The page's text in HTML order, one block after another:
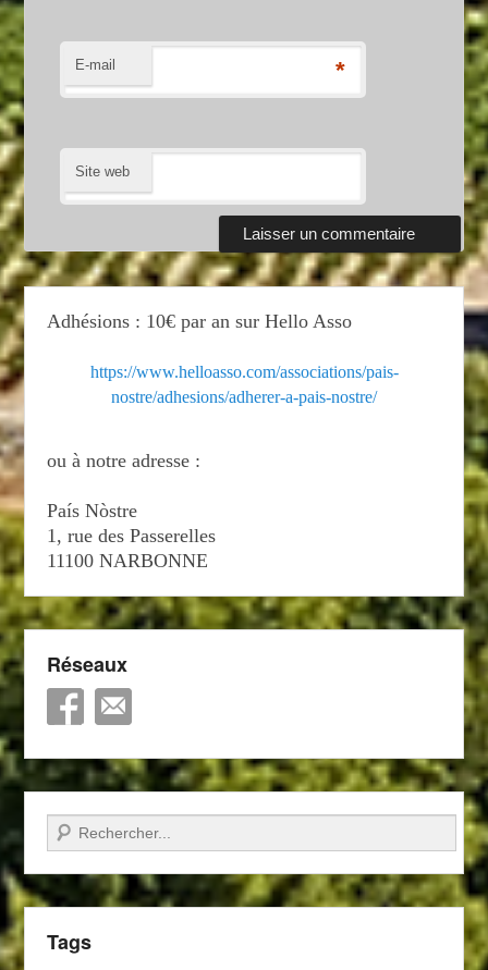
E-mail *
Site web
Adhésions : 10€ par an sur Hello Asso
https://www.helloasso.com/associations/pais-
nostre/adhesions/adherer-a-pais-nostre/
ou à notre adresse :
País Nòstre
1, rue des Passerelles
11100 NARBONNE
Réseaux
Recherche
Tags